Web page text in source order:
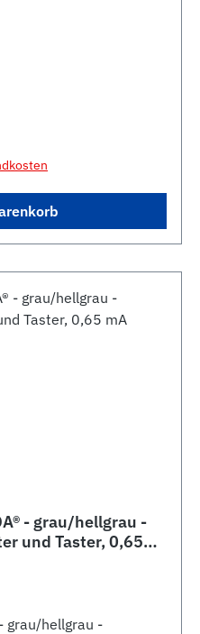
- grau/hellgrau -
und Taster, 0,65
grau/hellgrau -